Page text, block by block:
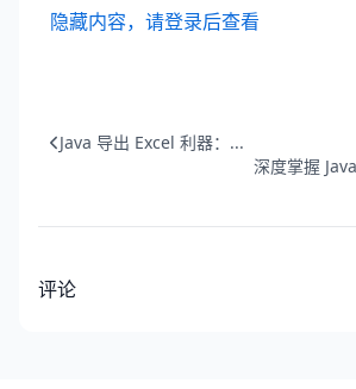
隐藏内容，请登录后查看
Java 导出 Excel 利器：...
深度掌握
评论